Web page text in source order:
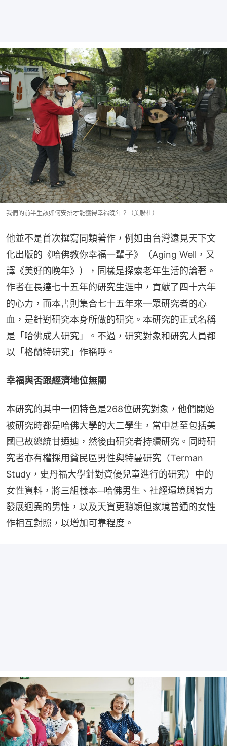
我們的前半生該如何安排才能獲得幸福晚年？（美聯社）
他並不是首次撰寫同類著作，例如由台灣遠見天下文
化出版的《哈佛教你幸福一輩子》（Aging Well，又
譯《美好的晚年》），同樣是探索老年生活的論著。
作者在長達七十五年的研究生涯中，貢獻了四十六年
的心力，而本書則集合七十五年來一眾研究者的心
血，是針對研究本身所做的研究。本研究的正式名稱
是「哈佛成人研究」。不過，研究對象和研究人員都
以「格蘭特研究」作稱呼。
幸福與否跟經濟地位無關
本研究的其中一個特色是268位研究對象，他們開始
被研究時都是哈佛大學的大二學生，當中甚至包括美
國已故總統甘迺迪，然後由研究者持續研究。同時研
究者亦有權採用貧民區男性與特曼研究（Terman
Study，史丹福大學針對資優兒童進行的研究）中的
女性資料，將三組樣本─哈佛男生、社經環境與智力
發展迥異的男性，以及天資更聰穎但家境普通的女性
作相互對照，以增加可靠程度。